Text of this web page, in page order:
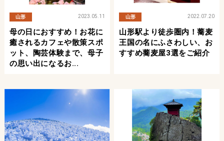
山形 2023.05.11
母の日におすすめ！お花に
癒されるカフェや散策スポ
ット、陶芸体験まで、母子
の思い出になるお...
山形 2022.07.20
山形駅より徒歩圏内！蕎麦
王国の名にふさわしい、お
すすめ蕎麦屋3選をご紹介